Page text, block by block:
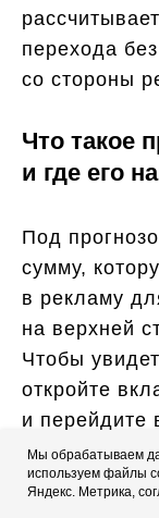
перехода
со стороны
Что такое
и где его
Под
сумму,
в рекламу
на верхней
Чтобы
откройте
и перейдите
Но помните,
нередко
Мы обрабатываем
используем файлы
Яндекс. Метрика,